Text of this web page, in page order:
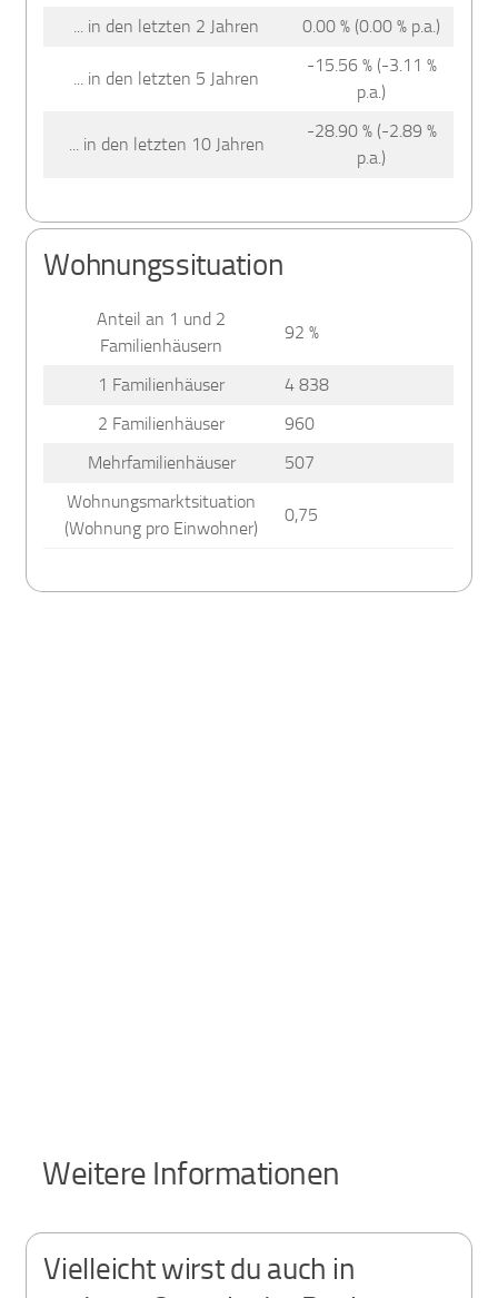
... in den letzten 2 Jahren
0.00 % (0.00 % p.a.)
... in den letzten 5 Jahren
-15.56 % (-3.11 %
p.a.)
... in den letzten 10 Jahren
-28.90 % (-2.89 %
p.a.)
Wohnungssituation
Anteil an 1 und 2
Familienhäusern
92 %
1 Familienhäuser
4 838
2 Familienhäuser
960
Mehrfamilienhäuser
507
Wohnungsmarktsituation
(Wohnung pro Einwohner)
0,75
Weitere Informationen
Vielleicht wirst du auch in